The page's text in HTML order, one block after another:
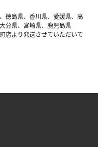
徳島県、香川県、愛媛県、高
分県、宮崎県、鹿児島県
店より発送させていただいて